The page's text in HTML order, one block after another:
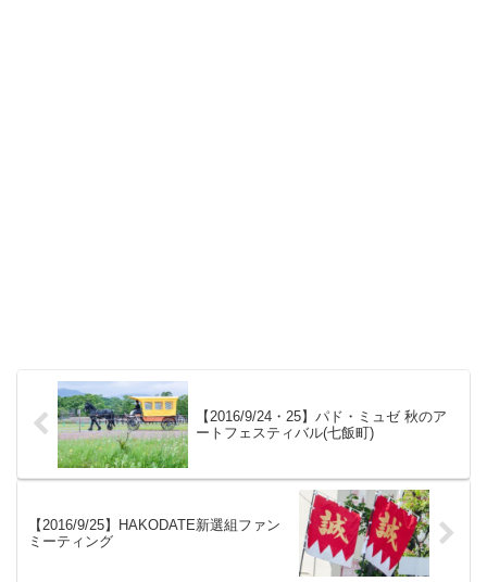
【2016/9/24・25】パド・ミュゼ 秋のア
ートフェスティバル(七飯町)
【2016/9/25】HAKODATE新選組ファン
ミーティング